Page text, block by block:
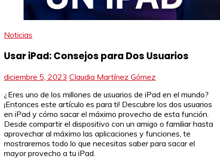
Noticias
Usar iPad: Consejos para Dos Usuarios
diciembre 5, 2023 Claudia Martínez Gómez
¿Eres uno de los millones de usuarios de iPad en el mundo?
¡Entonces este artículo es para ti! Descubre los dos usuarios
en iPad y cómo sacar el máximo provecho de esta función.
Desde compartir el dispositivo con un amigo o familiar hasta
aprovechar al máximo las aplicaciones y funciones, te
mostraremos todo lo que necesitas saber para sacar el
mayor provecho a tu iPad.